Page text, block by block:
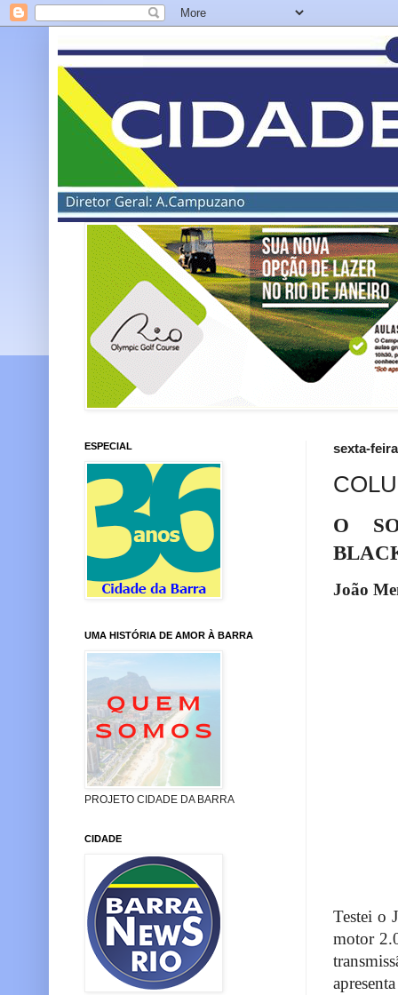
sexta-
O
João
Testei o
motor
ESPECIAL
UMA HISTÓRIA DE AMOR À BARRA
PROJETO CIDADE DA BARRA
CIDADE